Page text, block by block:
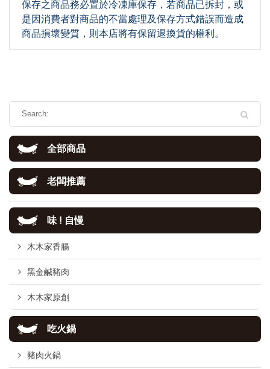
保存之商品務必置於冷凍庫保存，若商品已拆封，或
是因消費者對商品的不當處理及保存方式錯誤而造成
商品損壞變質，則本店將有保留退換貨的權利。
全部商品
老闆推薦
味 ! 自慢
木木家香腸
黑金鹹豬肉
木木家原創
吃火鍋
豬肉火鍋